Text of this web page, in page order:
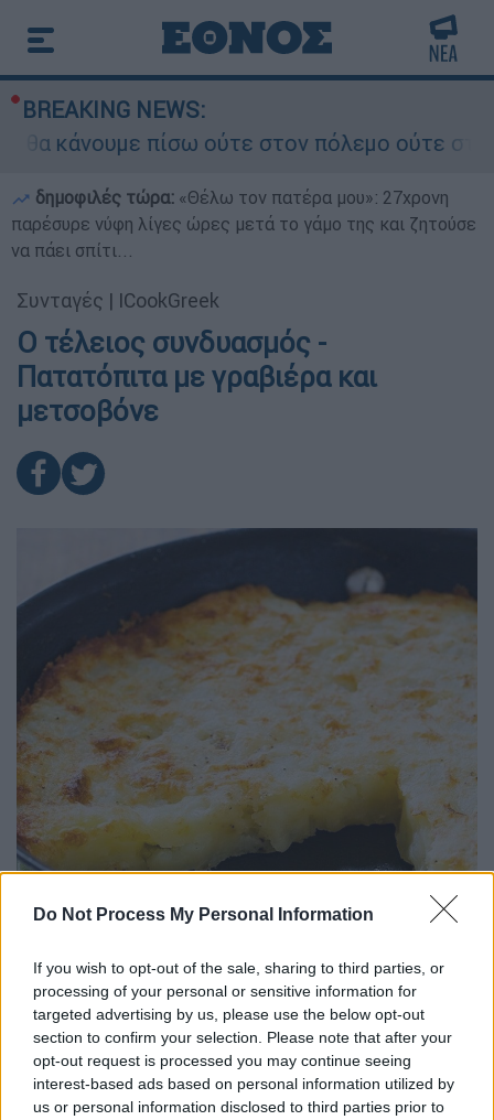
Do Not Process My Personal Information
If you wish to opt-out of the sale, sharing to third parties, or
processing of your personal or sensitive information for
targeted advertising by us, please use the below opt-out
section to confirm your selection. Please note that after your
opt-out request is processed you may continue seeing
interest-based ads based on personal information utilized by
us or personal information disclosed to third parties prior to
BREAKING NEWS:
κάνουμε πίσω ούτε στον πόλεμο ούτε στις
δημοφιλές τώρα: «Θέλω τον πατέρα μου»: 27χρονη
παρέσυρε νύφη λίγες ώρες μετά το γάμο της και ζητούσε
να πάει σπίτι...
Συνταγές | ICookGreek
Ο τέλειος συνδυασμός -
Πατατόπιτα με γραβιέρα και
μετσοβόνε
Εικόνα: ICookGreek
70' 4